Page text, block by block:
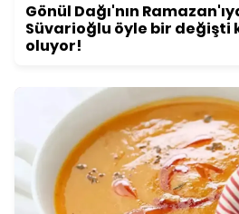
Gönül Dağı'nın
Süvarioğlu öyle bir değişti
oluyor!